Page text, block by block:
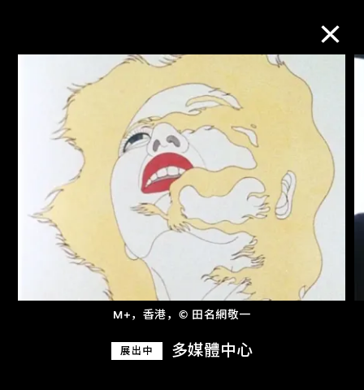
M+，香港，© 田名網敬一
展出中 多媒體中心
M+藏品
进一步筛选 搜索
关于M+藏品
探索世界顶级的二十及二十一世纪视觉